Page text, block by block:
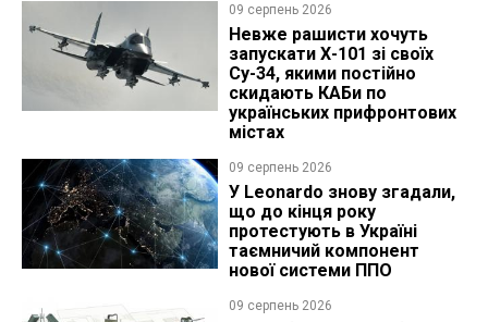
09 серпень 2026
Невже рашисти хочуть
запускати Х-101 зі своїх
Су-34, якими постійно
скидають КАБи по
українських прифронтових
містах
09 серпень 2026
У Leonardo знову згадали,
що до кінця року
протестують в Україні
таємничий компонент
нової системи ППО
09 серпень 2026